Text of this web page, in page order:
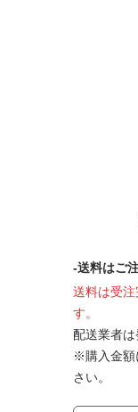
-送料はご
送料は受
す。
配送業者は
※購入金額
さい。